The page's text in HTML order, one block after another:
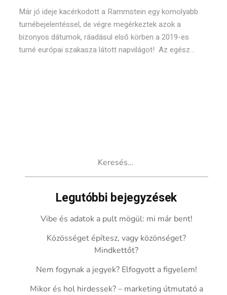
Már jó ideje kacérkodott a Rammstein egy komolyabb
turnébejelentéssel, de végre megérkeztek azok a
bizonyos dátumok, ráadásul első körben a 2019-es
turné európai szakasza látott napvilágot! Az egész...
Legutóbbi bejegyzések
Vibe és adatok a pult mögül: mi már bent!
Közösséget építesz, vagy közönséget?
Mindkettőt?
Nem fogynak a jegyek? Elfogyott a figyelem!
Mikor és hol hirdessek? – marketing útmutató a